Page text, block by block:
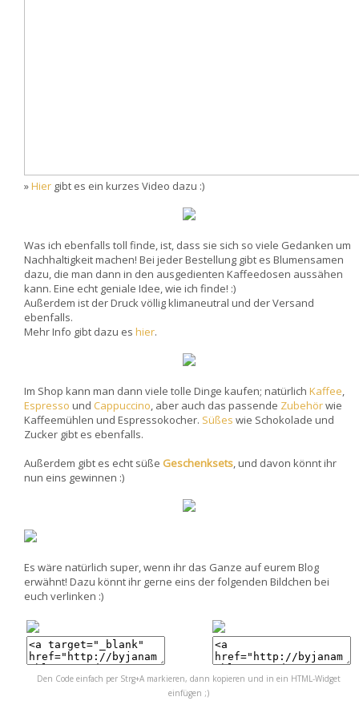
»Hier gibt es ein kurzes Video dazu :)
Was ich ebenfalls toll finde, ist, dass sie sich so viele Gedanken um
Nachhaltigkeit machen! Bei jeder Bestellung gibt es Blumensamen
dazu, die man dann in den ausgedienten Kaffeedosen aussähen
kann. Eine echt geniale Idee, wie ich finde! :)
Außerdem ist der Druck völlig klimaneutral und der Versand
ebenfalls.
Mehr Info gibt dazu es hier.
Im Shop kann man dann viele tolle Dinge kaufen; natürlich Kaffee,
Espresso und Cappuccino, aber auch das passende Zubehörwie
Kaffeemühlen und Espressokocher. Süßes wie Schokolade und
Zucker gibt es ebenfalls.
Außerdem gibt es echt süße Geschenksets, und davon könnt ihr
nun eins gewinnen :)
Es wäre natürlich super, wenn ihr das Ganze auf eurem Blog
erwähnt! Dazu könnt ihr gerne eins der folgenden Bildchen bei
euch verlinken :)
Den Code einfach per Strg+A markieren, dann kopieren und in ein HTML-Widget
einfügen ;)